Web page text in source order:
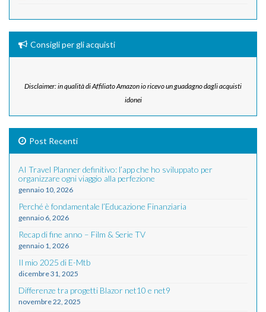
Consigli per gli acquisti
Disclaimer: in qualità di Affiliato Amazon io ricevo un guadagno dagli acquisti
idonei
Post Recenti
AI Travel Planner definitivo: l’app che ho sviluppato per
organizzare ogni viaggio alla perfezione
gennaio 10, 2026
Perché è fondamentale l’Educazione Finanziaria
gennaio 6, 2026
Recap di fine anno – Film & Serie TV
gennaio 1, 2026
Il mio 2025 di E-Mtb
dicembre 31, 2025
Differenze tra progetti Blazor net10 e net9
novembre 22, 2025